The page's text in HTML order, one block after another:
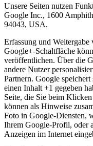
Unsere Seiten nutzen
Google Inc., 1600
94043, USA.
Erfassung und
Google+-Schaltfläche
veröffentlichen. Über die
andere Nutzer
Partnern. Google
einen Inhalt +1 gegeben
Seite, die Sie beim
können als Hinweise
Foto in Google-Diensten,
Ihrem Google-Profil, oder
Anzeigen im Internet